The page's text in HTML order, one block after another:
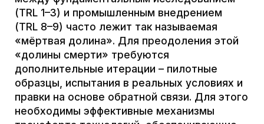
организацию, где люди и технологии
связаны единым организмом. Он
концентрируется на экосистемах и
платформах, а не на микрокомандах и
рутинных задачах.
Именно такие компетенции призвана дать
новая магистерская программа «Запуск
высокотехнологичных продуктов» БШ
МФТИ и Сбера. Она фокусируется на
подготовке не просто менеджеров,